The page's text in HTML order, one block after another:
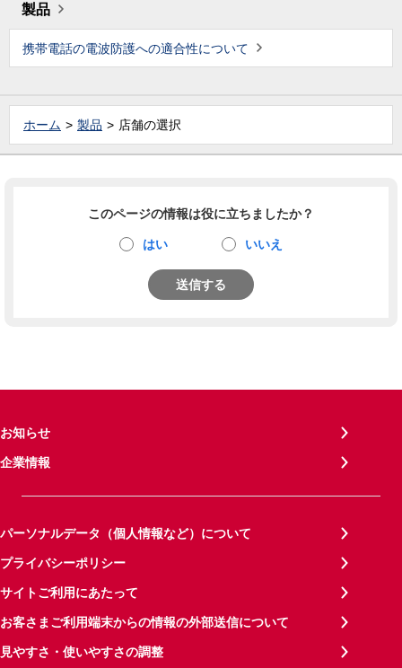
製品
携帯電話の電波防護への適合性について
ホーム 製品 店舗の選択
このページの情報は役に立ちましたか？
はい いいえ
送信する
お知らせ
企業情報
パーソナルデータ（個人情報など）について
プライバシーポリシー
サイトご利用にあたって
お客さまご利用端末からの情報の外部送信について
見やすさ・使いやすさの調整